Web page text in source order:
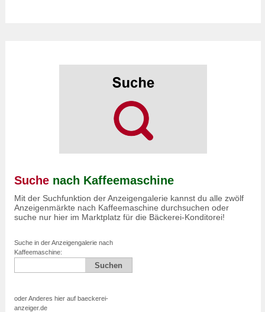
Suche nach Kaffeemaschine
Mit der Suchfunktion der Anzeigengalerie kannst du alle zwölf
Anzeigenmärkte nach Kaffeemaschine durchsuchen oder
suche nur hier im Marktplatz für die Bäckerei-Konditorei!
Suche in der Anzeigengalerie nach
Kaffeemaschine:
oder Anderes hier auf baeckerei-
anzeiger.de